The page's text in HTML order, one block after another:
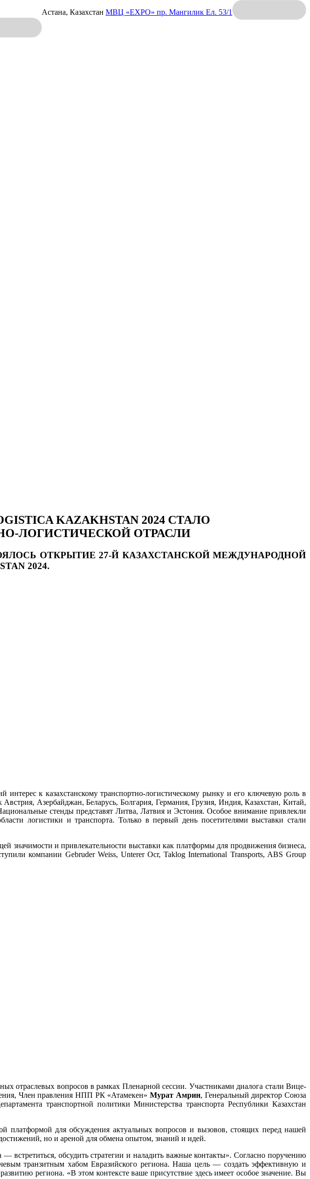
Астана, Казахстан МВЦ «EXPO» пр. Мангилик Ел. 53/1
KAZAKHSTAN 2024 СТАЛО
ЛОГИСТИЧЕСКОЙ ОТРАСЛИ
ОТКРЫТИЕ 27-Й КАЗАХСТАНСКОЙ МЕЖДУНАРОДНОЙ
2024.
к казахстанскому транспортно-логистическому рынку и его ключевую роль в
Австрия, Азербайджан, Беларусь, Болгария, Германия, Грузия, Индия, Казахстан, Китай,
стенды представят Литва, Латвия и Эстония. Особое внимание привлекли
логистики и транспорта. Только в первый день посетителями выставки стали
значимости и привлекательности выставки как платформы для продвижения бизнеса,
компании Gebruder Weiss, Unterer Ocr, Taklog International Transports, ABS Group
отраслевых вопросов в рамках Пленарной сессии. Участниками диалога стали Вице-
Член правления НПП РК «Атамекен»Мурат Амрин, Генеральный директор Союза
транспортной политики Министерства транспорта Республики Казахстан
платформой для обсуждения актуальных вопросов и вызовов, стоящих перед нашей
но и ареной для обмена опытом, знаний и идей.
встретиться, обсудить стратегии и наладить важные контакты». Согласно поручению
транзитным хабом Евразийского региона. Наша цель — создать эффективную и
региона. «В этом контексте ваше присутствие здесь имеет особое значение. Вы